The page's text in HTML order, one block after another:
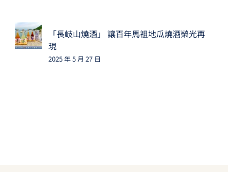
「長岐山燒酒」 讓百年馬祖地瓜燒酒榮光再
現
2025 年 5 月 27 日